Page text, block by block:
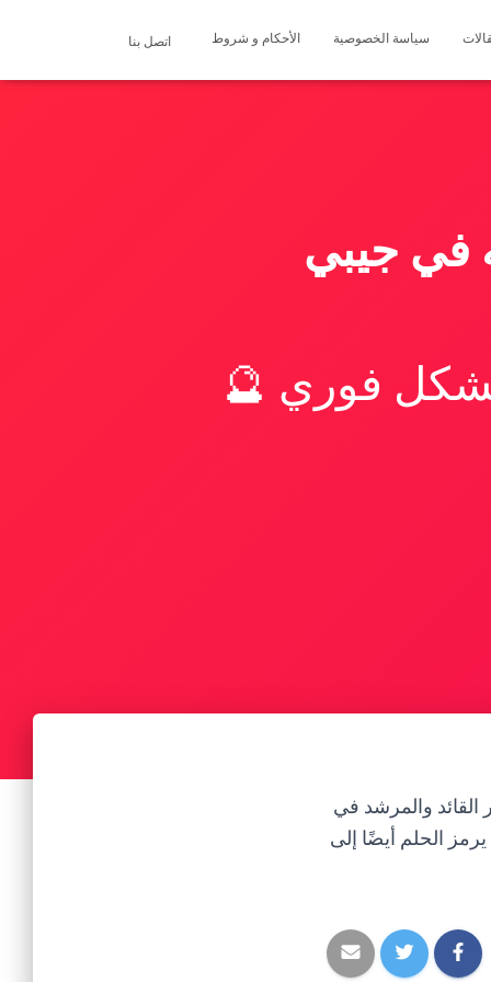
سياسة الخصوصية الأحكام و شروط اتصل بنا
في جيبي
فوري 🔮
القائد والمرشد في
الحلم أيضًا إلى